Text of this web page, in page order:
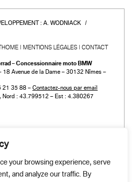
your browsing experience, serve
and analyze our traffic. By
: A. WODNIACK
MENTIONS LÉGALES CONTACT
– Concessionnaire moto BMW
18 Avenue de la Dame – 30132 Nîmes –
21 35 88 – Contactez-nous par email
Nord : 43.799512 – Est : 4.380267